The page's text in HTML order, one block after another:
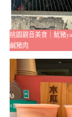
桃園觀音美食｜魷豬
鹹豬肉